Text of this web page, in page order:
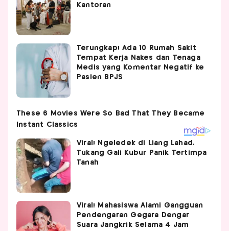
Kantoran
Terungkap! Ada 10 Rumah Sakit
Tempat Kerja Nakes dan Tenaga
Medis yang Komentar Negatif ke
Pasien BPJS
Viral! Ngeledek di Liang Lahad,
Tukang Gali Kubur Panik Tertimpa
Tanah
Viral! Mahasiswa Alami Gangguan
Pendengaran Gegara Dengar
Suara Jangkrik Selama 4 Jam